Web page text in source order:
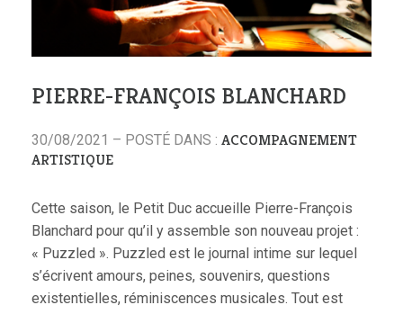
PIERRE-FRANÇOIS BLANCHARD
30/08/2021 – POSTÉ DANS : ACCOMPAGNEMENT
ARTISTIQUE
Cette saison, le Petit Duc accueille Pierre-François
Blanchard pour qu’il y assemble son nouveau projet :
« Puzzled ». Puzzled est le journal intime sur lequel
s’écrivent amours, peines, souvenirs, questions
existentielles, réminiscences musicales. Tout est